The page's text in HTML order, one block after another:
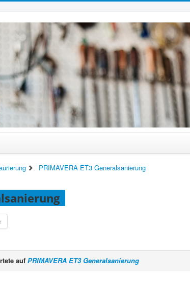
PRIMAVERA ET3 Generalsanierung
auf PRIMAVERA ET3 Generalsanierung